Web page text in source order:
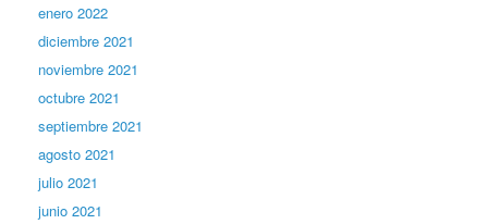
enero 2022
diciembre 2021
noviembre 2021
octubre 2021
septiembre 2021
agosto 2021
julio 2021
junio 2021